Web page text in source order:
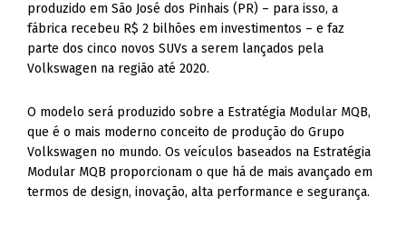
produzido em São José dos Pinhais (PR) – para isso, a
fábrica recebeu R$ 2 bilhões em investimentos – e faz
parte dos cinco novos SUVs a serem lançados pela
Volkswagen na região até 2020.
O modelo será produzido sobre a Estratégia Modular MQB,
que é o mais moderno conceito de produção do Grupo
Volkswagen no mundo. Os veículos baseados na Estratégia
Modular MQB proporcionam o que há de mais avançado em
termos de design, inovação, alta performance e segurança.